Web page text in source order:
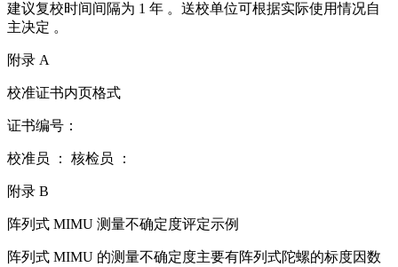
建议复校时间间隔为 1 年 。送校单位可根据实际使用情况自
主决定 。
附录 A
校准证书内页格式
证书编号：
校准员 ： 核检员 ：
附录 B
阵列式 MIMU 测量不确定度评定示例
阵列式 MIMU 的测量不确定度主要有阵列式陀螺的标度因数